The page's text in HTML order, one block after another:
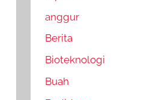
anggur
Berita
Bioteknologi
Buah